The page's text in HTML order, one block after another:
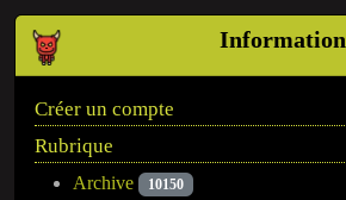
Information
Créer un compte
Rubrique
Archive 10150